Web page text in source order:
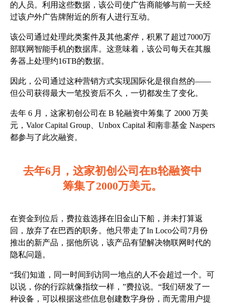
的人员。利用这些数据，该公司使广告商能够与前一天经
过该户外广告牌附近的所有人进行互动。
该公司通过处理此类案件及其他案件，积累了超过7000万
部联网智能手机的数据库。这意味着，该公司每天在其服
务器上处理约16TB的数据。
因此，公司通过这种营销方式实现国际化是很自然的——
但公司获得最大一笔投资后不久，一切都发生了变化。
去年 6 月，这家初创公司在 B 轮融资中筹集了 2000 万美
元，Valor Capital Group、Unbox Capital 和南非基金 Naspers
都参与了此次融资。
去年6月，这家初创公司在B轮融资中
筹集了2000万美元。
在资金到位后，费拉兹选择在旧金山下船，并未打算返
回，放弃了在巴西的职务。他只带走了In Loco公司7月份
推出的新产品，据他所说，该产品有望解决物联网时代的
隐私问题。
“我们知道，同一时间到访同一地点的人不会超过一个。可
以说，你的行踪就像指纹一样，”费拉说。“我们研发了一
种设备，可以根据这些信息创建数字身份，而无需用户提